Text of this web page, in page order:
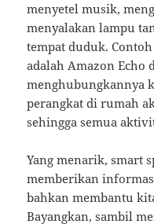
menyetel musik,
menyalakan lampu
tempat duduk.
adalah Amazon Echo
menghubungkannya
perangkat di rumah
sehingga semua
Yang menarik, smart
memberikan
bahkan membantu
Bayangkan, sambil